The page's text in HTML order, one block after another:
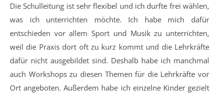
Die Schulleitung ist sehr flexibel und ich durfte frei wählen,
was ich unterrichten möchte. Ich habe mich dafür
entschieden vor allem Sport und Musik zu unterrichten,
weil die Praxis dort oft zu kurz kommt und die Lehrkräfte
dafür nicht ausgebildet sind. Deshalb habe ich manchmal
auch Workshops zu diesen Themen für die Lehrkräfte vor
Ort angeboten. Außerdem habe ich einzelne Kinder gezielt